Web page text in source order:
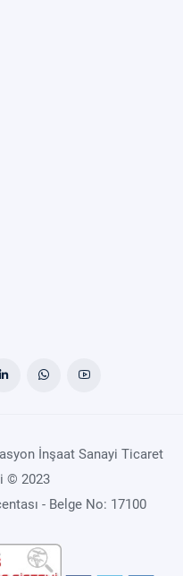
İnşaat Sanayi Ticaret
© 2023
- Belge No: 17100